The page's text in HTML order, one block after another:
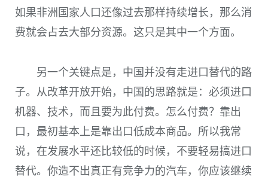
如果非洲国家人口还像过去那样持续增长，那么消
费就会占去大部分资源。这只是其中一个方面。
另一个关键点是，中国并没有走进口替代的路
子。从改革开放开始，中国的思路就是：必须进口
机器、技术，而且要为此付费。怎么付费？靠出
口，最初基本上是靠出口低成本商品。所以我常
说，在发展水平还比较低的时候，不要轻易搞进口
替代。你造不出真正有竞争力的汽车，你应该继续